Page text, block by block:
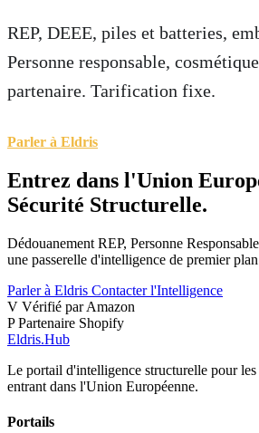
REP, DEEE, piles et batteries,
Personne responsable,
partenaire. Tarification fixe.
Parler à Eldris
Entrez dans l'Union
Sécurité Structurelle.
Dédouanement REP, Personne
une passerelle d'intelligence de premier
Parler à Eldris Contacter l'Intelligence
V Vérifié par Amazon
P Partenaire Shopify
Eldris.Hub
Le portail d'intelligence structurelle pour les
entrant dans l'Union Européenne.
Portails